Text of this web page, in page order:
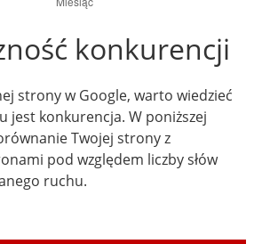
konkurencji
strony w Google, warto wiedzieć
jest konkurencja. W poniższej
Twojej strony z
pod względem liczby słów
ruchu.